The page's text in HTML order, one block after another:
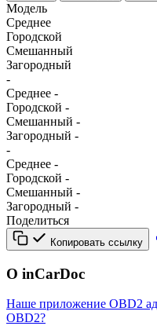
Модель
Среднее
Городской
Смешанный
Загородный
-
Среднее -
Городской -
Смешанный -
Загородный -
-
Среднее -
Городской -
Смешанный -
Загородный -
Поделиться
Копировать ссылку
О inCarDoc
Наше приложение OBD2
OBD2?